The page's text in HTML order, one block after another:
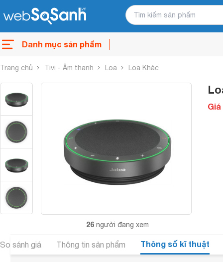
Danh mục sản phẩm
Trang chủ Tivi - Âm thanh Loa Loa Khác
26 người đang xem
Giá
So sánh giá Thông tin sản phẩm Thông số kĩ thuật